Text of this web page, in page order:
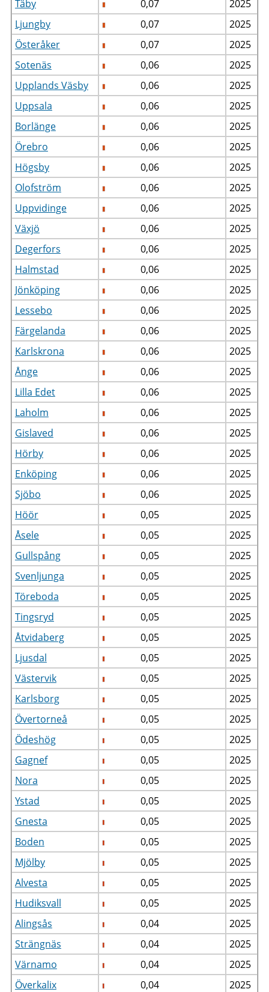
Täby 0,07
2025
Ljungby
0,07
2025
Österåker
0,07
2025
Sotenäs
0,06
2025
Upplands Väsby
0,06
2025
Uppsala
0,06
2025
Borlänge
0,06
2025
Örebro
0,06
2025
Högsby
0,06
2025
Olofström
0,06
2025
Uppvidinge
0,06
2025
Växjö
0,06
2025
Degerfors
0,06
2025
Halmstad
0,06
2025
Jönköping
0,06
2025
Lessebo
0,06
2025
Färgelanda
0,06
2025
Karlskrona
0,06
2025
Ånge
0,06
2025
Lilla Edet
0,06
2025
Laholm
0,06
2025
Gislaved
0,06
2025
Hörby
0,06
2025
Enköping
0,06
2025
Sjöbo
0,06
2025
Höör
0,05
2025
Åsele
0,05
2025
Gullspång
0,05
2025
Svenljunga
0,05
2025
Töreboda
0,05
2025
Tingsryd
0,05
2025
Åtvidaberg
0,05
2025
Ljusdal
0,05
2025
Västervik
0,05
2025
Karlsborg
0,05
2025
Övertorneå
0,05
2025
Ödeshög
0,05
2025
Gagnef
0,05
2025
Nora
0,05
2025
Ystad
0,05
2025
Gnesta
0,05
2025
Boden
0,05
2025
Mjölby
0,05
2025
Alvesta
0,05
2025
Hudiksvall
0,05
2025
Alingsås
0,04
2025
Strängnäs
0,04
2025
Värnamo
0,04
2025
Överkalix
0,04
2025